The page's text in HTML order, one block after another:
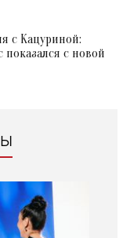
с Кацуриной:
с новой